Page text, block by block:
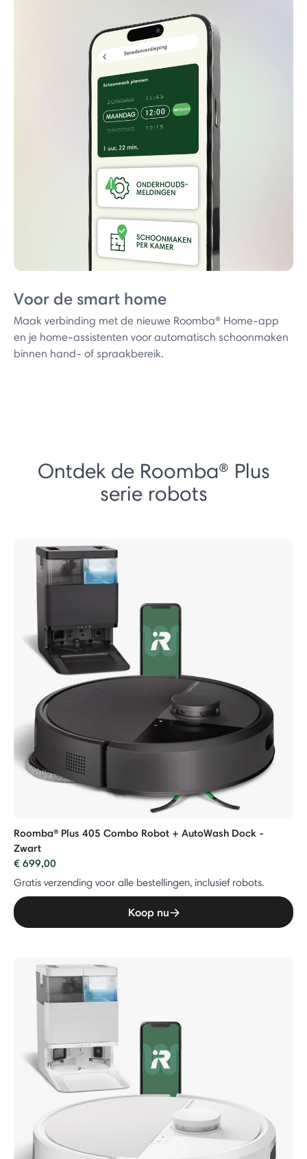
Voor de smart home
Maak verbinding met de nieuwe Roomba® Home-app
en je home-assistenten voor automatisch schoonmaken
binnen hand- of spraakbereik.
Ontdek de Roomba® Plus
serie robots
Roomba® Plus 405 Combo Robot + AutoWash Dock -
Zwart
€ 699,00
Gratis verzending voor alle bestellingen, inclusief robots.
Koop nu